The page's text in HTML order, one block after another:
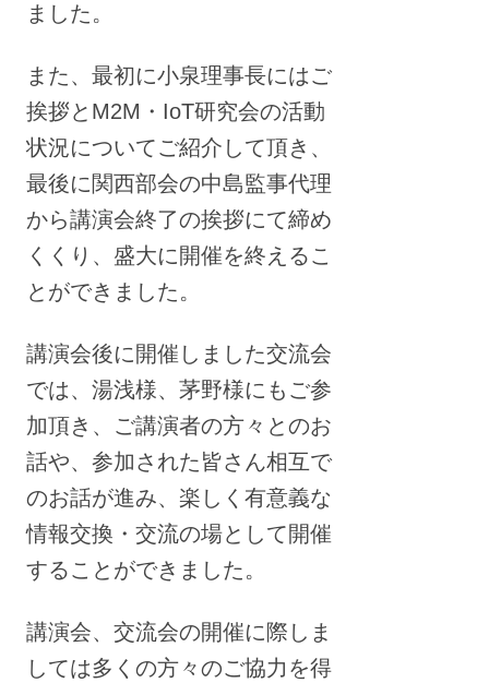
ました。
また、最初に小泉理事長にはご
挨拶とM2M・IoT研究会の活動
状況についてご紹介して頂き、
最後に関西部会の中島監事代理
から講演会終了の挨拶にて締め
くくり、盛大に開催を終えるこ
とができました。
講演会後に開催しました交流会
では、湯浅様、茅野様にもご参
加頂き、ご講演者の方々とのお
話や、参加された皆さん相互で
のお話が進み、楽しく有意義な
情報交換・交流の場として開催
することができました。
講演会、交流会の開催に際しま
しては多くの方々のご協力を得